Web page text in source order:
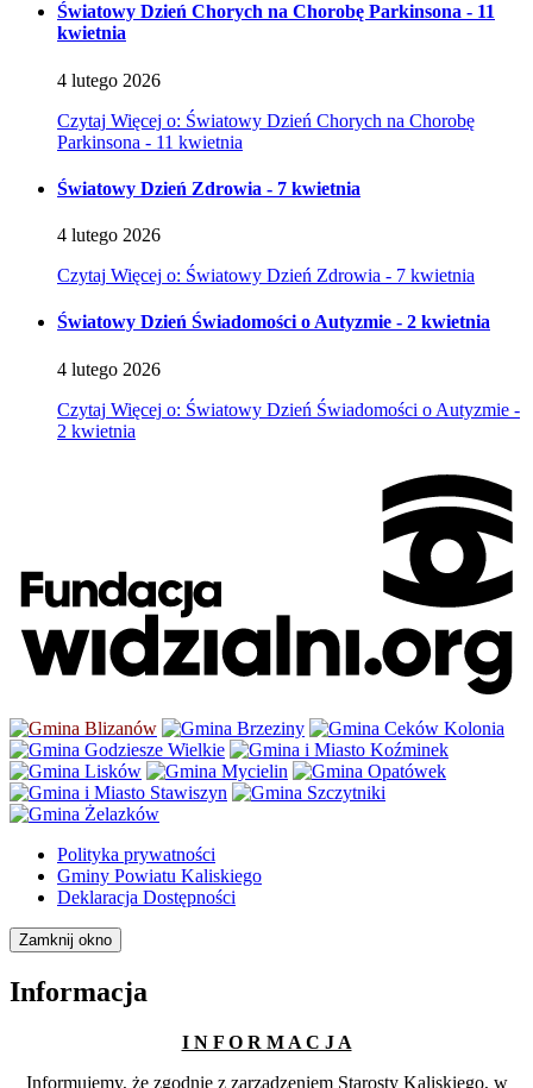
Światowy Dzień Chorych na Chorobę Parkinsona - 11
kwietnia
4 lutego 2026
Czytaj Więcej o: Światowy Dzień Chorych na Chorobę
Parkinsona - 11 kwietnia
Światowy Dzień Zdrowia - 7 kwietnia
4 lutego 2026
Czytaj Więcej o: Światowy Dzień Zdrowia - 7 kwietnia
Światowy Dzień Świadomości o Autyzmie - 2 kwietnia
4 lutego 2026
Czytaj Więcej o: Światowy Dzień Świadomości o Autyzmie -
2 kwietnia
Polityka prywatności
Gminy Powiatu Kaliskiego
Deklaracja Dostępności
Zamknij okno
Informacja
I N F O R M A C J A
Informujemy, że zgodnie z zarządzeniem Starosty Kaliskiego, w